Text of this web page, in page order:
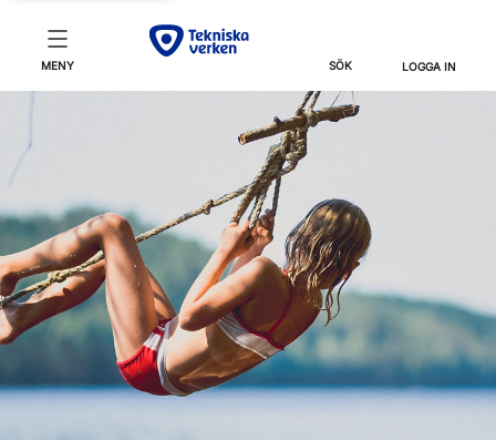
MENY SÖK LOGGA IN